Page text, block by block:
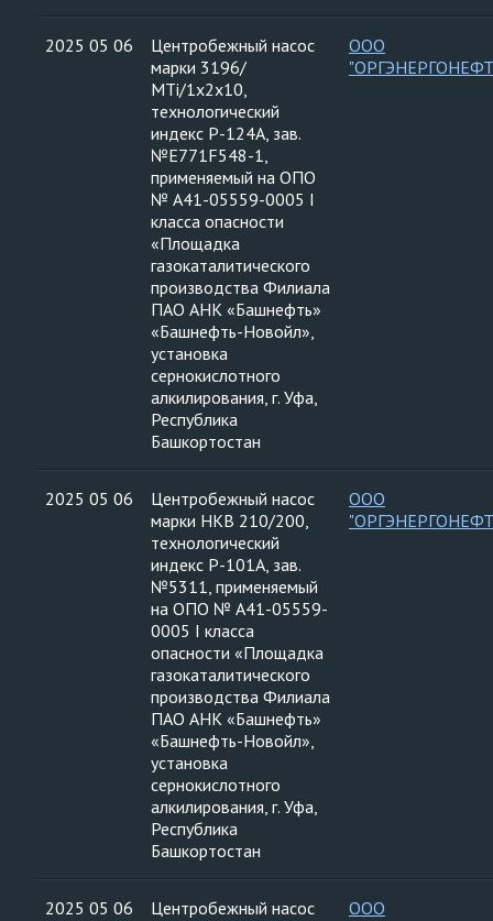
2025 05 06
Центробежный насос
марки 3196/
МTi/1х2х10,
технологический
индекс Р-124А, зав.
№Е771F548-1,
применяемый на ОПО
№ А41-05559-0005 I
класса опасности
«Площадка
газокаталитического
производства Филиала
ПАО АНК «Башнефть»
«Башнефть-Новойл»,
установка
сернокислотного
алкилирования, г. Уфа,
Республика
Башкортостан
ООО
2025 05 06
Центробежный насос
марки НКВ 210/200,
технологический
индекс Р-101А, зав.
№5311, применяемый
на ОПО № А41-05559-
0005 I класса
опасности «Площадка
газокаталитического
производства Филиала
ПАО АНК «Башнефть»
«Башнефть-Новойл»,
установка
сернокислотного
алкилирования, г. Уфа,
Республика
Башкортостан
ООО
2025 05 06
Центробежный насос
ООО